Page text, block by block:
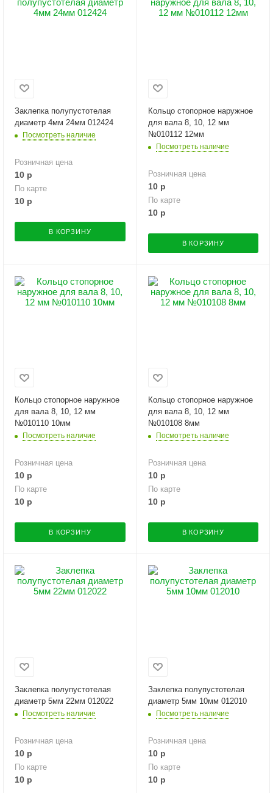
Заклепка полупустотелая
диаметр 4мм 24мм 012424
Посмотреть наличие
Розничная цена
10 р
По карте
10 р
В КОРЗИНУ
Кольцо стопорное наружное
для вала 8, 10, 12 мм
№010112 12мм
Посмотреть наличие
Розничная цена
10р
По карте
10р
В КОРЗИНУ
Кольцо стопорное наружное
для вала 8, 10, 12 мм
№010110 10мм
Посмотреть наличие
Розничная цена
10 р
По карте
10 р
В КОРЗИНУ
Кольцо стопорное наружное
для вала 8, 10, 12 мм
№010108 8мм
Посмотреть наличие
Розничная цена
10р
По карте
10р
В КОРЗИНУ
Заклепка полупустотелая
диаметр 5мм 22мм 012022
Посмотреть наличие
Розничная цена
10 р
По карте
10 р
Заклепка полупустотелая
диаметр 5мм 10мм 012010
Посмотреть наличие
Розничная цена
10р
По карте
10р